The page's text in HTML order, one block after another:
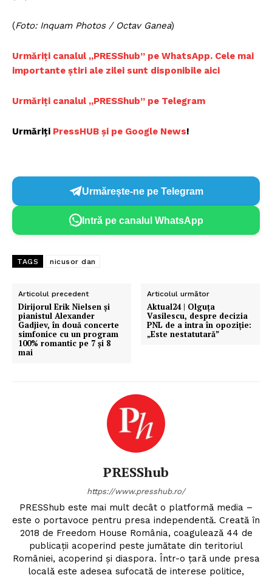
(Foto: Inquam Photos / Octav Ganea)
Urmăriți canalul „PRESShub” pe WhatsApp. Cele mai
importante știri ale zilei sunt disponibile aici
Urmăriți canalul „PRESShub” pe Telegram
Urmăriți PressHUB și pe Google News!
Urmărește-ne pe Telegram
Intră pe canalul WhatsApp
TAGS nicusor dan
Articolul precedent
Dirijorul Erik Nielsen și
pianistul Alexander
Gadjiev, în două concerte
simfonice cu un program
100% romantic pe 7 și 8
mai
Articolul următor
Aktual24 | Olguța
Vasilescu, despre decizia
PNL de a intra în opoziție:
„Este nestatutară”
PRESShub
https://www.presshub.ro/
PRESShub este mai mult decât o platformă media –
este o portavoce pentru presa independentă. Creată în
2018 de Freedom House România, coagulează 44 de
publicații acoperind peste jumătate din teritoriul
României, acoperind și diaspora. Într-o țară unde presa
locală este adesea sufocată de interese politice,